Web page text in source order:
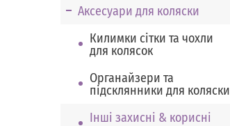
Аксесуари для коляски
Килимки сітки та чохли
для колясок
Органайзери та
підсклянники для коляски
Інші захисні & корисні